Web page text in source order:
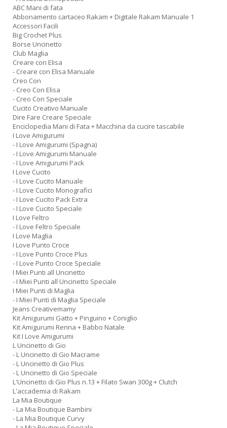
ABC Mani di fata
Abbonamento cartaceo Rakam + Digitale Rakam Manuale 1
Accessori Facili
Big Crochet Plus
Borse Uncinetto
Club Maglia
Creare con Elisa
- Creare con Elisa Manuale
Creo Con
- Creo Con Elisa
- Creo Con Speciale
Cucito Creativo Manuale
Dire Fare Creare Speciale
Enciclopedia Mani di Fata + Macchina da cucire tascabile
I Love Amigurumi
- I Love Amigurumi (Spagna)
- I Love Amigurumi Manuale
- I Love Amigurumi Pack
I Love Cucito
- I Love Cucito Manuale
- I Love Cucito Monografici
- I Love Cucito Pack Extra
- I Love Cucito Speciale
I Love Feltro
- I Love Feltro Speciale
I Love Maglia
I Love Punto Croce
- I Love Punto Croce Plus
- I Love Punto Croce Speciale
I Miei Punti all Uncinetto
- I Miei Punti all Uncinetto Speciale
I Miei Punti di Maglia
- I Miei Punti di Maglia Speciale
Jeans Creativemamy
Kit Amigurumi Gatto + Pinguino + Coniglio
Kit Amigurumi Renna + Babbo Natale
Kit I Love Amigurumi
L Uncinetto di Gio
- L Uncinetto di Gio Macrame
- L Uncinetto di Gio Plus
- L Uncinetto di Gio Speciale
L'Uncinetto di Gio Plus n.13 + Filato Swan 300g + Clutch
L'accademia di Rakam
La Mia Boutique
- La Mia Boutique Bambini
- La Mia Boutique Curvy